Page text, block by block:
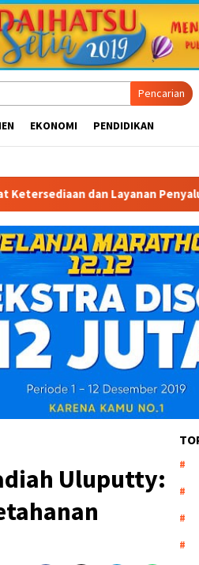
Pencarian
EKONOMI PENDIDIKAN
Penyaluran BBM di Masohi
Uluputty: